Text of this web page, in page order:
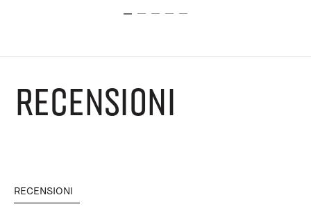
RECENSIONI
RECENSIONI